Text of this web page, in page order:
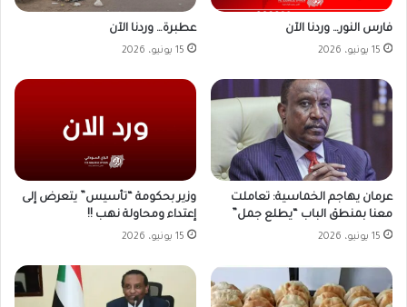
فارس النور… وردنا الآن
15 يونيو، 2026
عطبرة… وردنا الآن
15 يونيو، 2026
عرمان يهاجم الخماسية: تعاملت
معنا بمنطق الباب “يطلع جمل”
15 يونيو، 2026
وزير بحكومة “تأسيس” يتعرض إلى
إعتداء ومحاولة نهب !!
15 يونيو، 2026